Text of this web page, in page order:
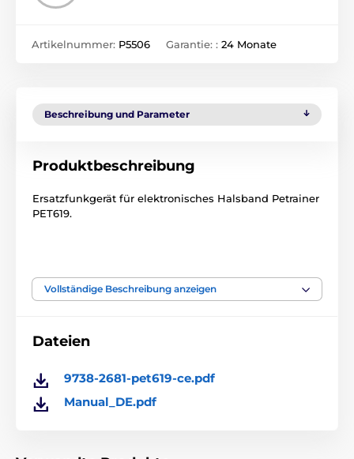
Artikelnummer: P5506 Garantie: : 24 Monate
Beschreibung und Parameter
Produktbeschreibung
Ersatzfunkgerät für elektronisches Halsband Petrainer
PET619.
die von anderen Anbietern gekauft wurden, kann es
aufgrund unterschiedlicher Frequenzen zu
Ankündigung geändert werden. Die Bilder dienen nur
zur Illustration.
Vollständige Beschreibung anzeigen
Dateien
9738-2681-pet619-ce.pdf
Manual_DE.pdf